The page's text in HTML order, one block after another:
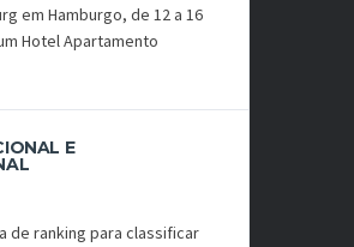
em Hamburgo, de 12 a 16
Hotel Apartamento
E
de ranking para classificar